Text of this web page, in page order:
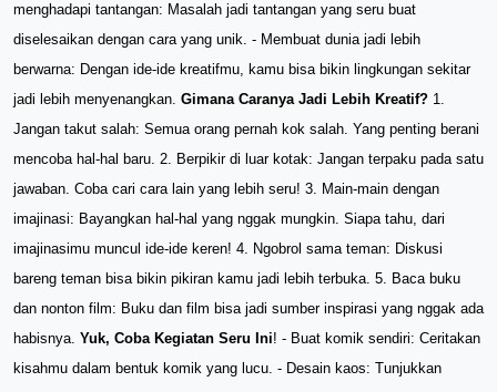
menghadapi tantangan: Masalah jadi tantangan yang seru buat
diselesaikan dengan cara yang unik. - Membuat dunia jadi lebih
berwarna: Dengan ide-ide kreatifmu, kamu bisa bikin lingkungan sekitar
jadi lebih menyenangkan. Gimana Caranya Jadi Lebih Kreatif? 1.
Jangan takut salah: Semua orang pernah kok salah. Yang penting berani
mencoba hal-hal baru. 2. Berpikir di luar kotak: Jangan terpaku pada satu
jawaban. Coba cari cara lain yang lebih seru! 3. Main-main dengan
imajinasi: Bayangkan hal-hal yang nggak mungkin. Siapa tahu, dari
imajinasimu muncul ide-ide keren! 4. Ngobrol sama teman: Diskusi
bareng teman bisa bikin pikiran kamu jadi lebih terbuka. 5. Baca buku
dan nonton film: Buku dan film bisa jadi sumber inspirasi yang nggak ada
habisnya. Yuk, Coba Kegiatan Seru Ini! - Buat komik sendiri: Ceritakan
kisahmu dalam bentuk komik yang lucu. - Desain kaos: Tunjukkan